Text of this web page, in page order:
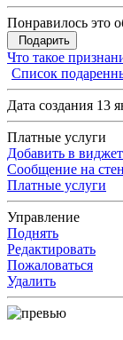
Понравилось это
Подарить
Что такое
Список
Дата создания 13
Платные услуги
Добавить в
Сообщение на
Платные услуги
Управление
Поднять
Редактировать
Пожаловаться
Удалить